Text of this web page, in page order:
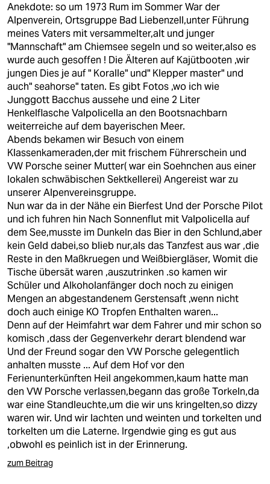
Anekdote: so um 1973 Rum im Sommer War der
Alpenverein, Ortsgruppe Bad Liebenzell,unter Führung
meines Vaters mit versammelter,alt und junger
"Mannschaft" am Chiemsee segeln und so weiter,also es
wurde auch gesoffen ! Die Älteren auf Kajütbooten ,wir
jungen Dies je auf " Koralle" und" Klepper master" und
auch" seahorse" taten. Es gibt Fotos ,wo ich wie
Junggott Bacchus aussehe und eine 2 Liter
Henkelflasche Valpolicella an den Bootsnachbarn
weiterreiche auf dem bayerischen Meer.
Abends bekamen wir Besuch von einem
Klassenkameraden,der mit frischem Führerschein und
VW Porsche seiner Mutter( war ein Soehnchen aus einer
lokalen schwäbischen Sektkellerei) Angereist war zu
unserer Alpenvereinsgruppe.
Nun war da in der Nähe ein Bierfest Und der Porsche Pilot
und ich fuhren hin Nach Sonnenflut mit Valpolicella auf
dem See,musste im Dunkeln das Bier in den Schlund,aber
kein Geld dabei,so blieb nur,als das Tanzfest aus war ,die
Reste in den Maßkruegen und Weißbiergläser, Womit die
Tische übersät waren ,auszutrinken .so kamen wir
Schüler und Alkoholanfänger doch noch zu einigen
Mengen an abgestandenem Gerstensaft ,wenn nicht
doch auch einige KO Tropfen Enthalten waren...
Denn auf der Heimfahrt war dem Fahrer und mir schon so
komisch ,dass der Gegenverkehr derart blendend war
Und der Freund sogar den VW Porsche gelegentlich
anhalten musste ... Auf dem Hof vor den
Ferienunterkünften Heil angekommen,kaum hatte man
den VW Porsche verlassen,begann das große Torkeln,da
war eine Standleuchte,um die wir uns kringelten,so dizzy
waren wir. Und wir lachten und weinten und torkelten und
torkelten um die Laterne. Irgendwie ging es gut aus
,obwohl es peinlich ist in der Erinnerung.
zum Beitrag